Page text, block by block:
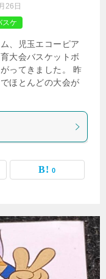
26日
スケ
、児玉エコーピア
大会バスケットボ
ってきました。 昨
ほとんどの大会が
0